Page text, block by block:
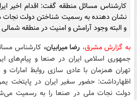
کارشناس مسائل منطقه گفت: اقدام اخیر
نشان دهنده به رسمیت شناختن دولت
و البته وجود آرامش و امنیت در منطقه
به گزارش مشرق، رضا میرابیان، کارشناس
جمهوری اسلامی ایران در صنعا و پیام‌های
تهران همزمان با عادی سازی روابط امارات
اظهارداشت: حضور سفیر ایران در پایتخت
دولت نجات ملی در صنعا را به رسمیت